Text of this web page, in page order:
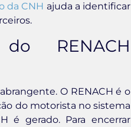
da CNH ajuda a identificar
RENACH
O RENACH é o
do motorista no sistema
é gerado. Para encerrar